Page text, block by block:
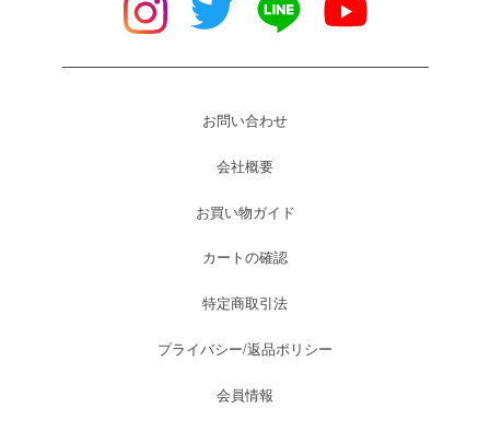
お問い合わせ
会社概要
お買い物ガイド
カートの確認
特定商取引法
プライバシー/返品ポリシー
会員情報